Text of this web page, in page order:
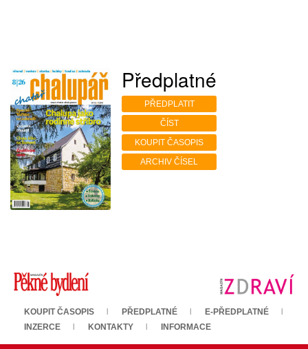
Předplatné
PŘEDPLATIT
ČÍST
KOUPIT ČASOPIS
ARCHIV ČÍSEL
KOUPIT ČASOPIS PŘEDPLATNÉ
E-PŘEDPLATNÉ
INZERCE
KONTAKTY INFORMACE